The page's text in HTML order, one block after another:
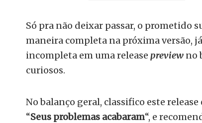
Só pra não deixar passar, o prometido
maneira completa na próxima versão,
incompleta em uma release preview no
curiosos.
No balanço geral, classifico este
“Seus problemas acabaram“, e